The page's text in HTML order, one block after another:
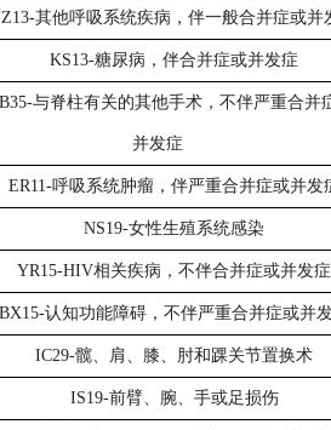
其他呼吸系统疾病，伴一般合并症或并
KS13-糖尿病，伴合并症或并发症
与脊柱有关的其他手术，不伴严重合并
并发症
ER11-呼吸系统肿瘤，伴严重合并症或并发
NS19-女性生殖系统感染
YR15-HIV相关疾病，不伴合并症或并发症
BX15-认知功能障碍，不伴严重合并症或并
IC29-髋、肩、膝、肘和踝关节置换术
IS19-前臂、腕、手或足损伤